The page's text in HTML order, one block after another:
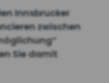
Innsbrucker
zwischen
Sie damit